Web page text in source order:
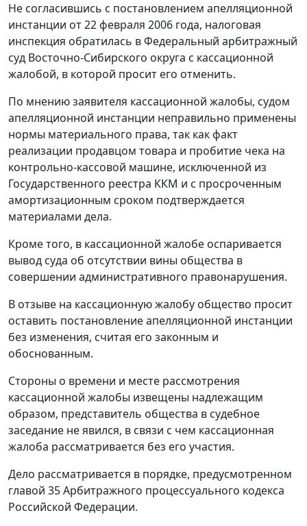
Не согласившись с постановлением апелляционной
инстанции от 22 февраля 2006 года, налоговая
инспекция обратилась в Федеральный арбитражный
суд Восточно-Сибирского округа с кассационной
жалобой, в которой просит его отменить.
По мнению заявителя кассационной жалобы, судом
апелляционной инстанции неправильно применены
нормы материального права, так как факт
реализации продавцом товара и пробитие чека на
контрольно-кассовой машине, исключенной из
Государственного реестра ККМ и с просроченным
амортизационным сроком подтверждается
материалами дела.
Кроме того, в кассационной жалобе оспаривается
вывод суда об отсутствии вины общества в
совершении административного правонарушения.
В отзыве на кассационную жалобу общество просит
оставить постановление апелляционной инстанции
без изменения, считая его законным и
обоснованным.
Стороны о времени и месте рассмотрения
кассационной жалобы извещены надлежащим
образом, представитель общества в судебное
заседание не явился, в связи с чем кассационная
жалоба рассматривается без его участия.
Дело рассматривается в порядке, предусмотренном
главой 35 Арбитражного процессуального кодекса
Российской Федерации.